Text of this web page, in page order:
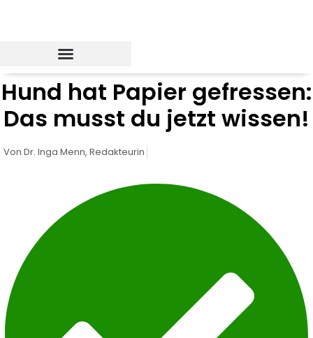
Hund hat Papier gefressen:
Das musst du jetzt wissen!
Von Dr. Inga Menn, Redakteurin